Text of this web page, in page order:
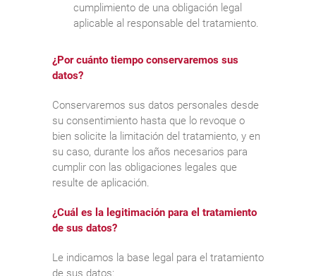
cumplimiento de una obligación legal
aplicable al responsable del tratamiento.
¿Por cuánto tiempo conservaremos sus
datos?
Conservaremos sus datos personales desde
su consentimiento hasta que lo revoque o
bien solicite la limitación del tratamiento, y en
su caso, durante los años necesarios para
cumplir con las obligaciones legales que
resulte de aplicación.
¿Cuál es la legitimación para el tratamiento
de sus datos?
Le indicamos la base legal para el tratamiento
de sus datos: